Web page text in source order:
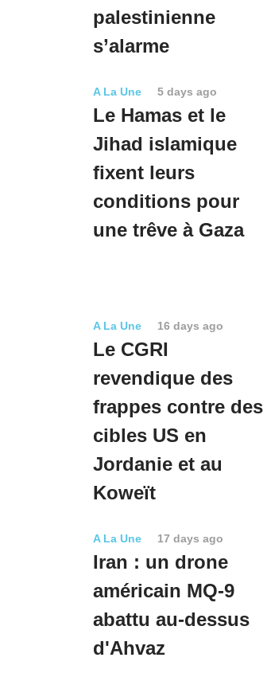
palestinienne
s’alarme
A La Une 5 days ago
Le Hamas et le
Jihad islamique
fixent leurs
conditions pour
une trêve à Gaza
A La Une 16 days ago
Le CGRI
revendique des
frappes contre des
cibles US en
Jordanie et au
Koweït
A La Une 17 days ago
Iran : un drone
américain MQ-9
abattu au-dessus
d'Ahvaz